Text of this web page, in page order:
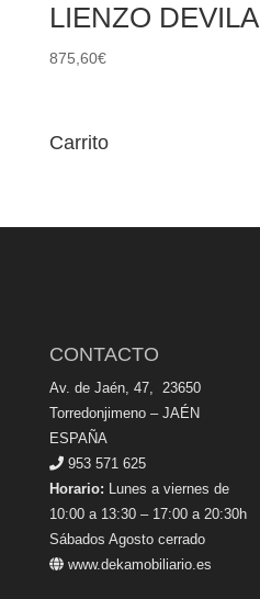
LIENZO DEVILA
875,60€
Carrito
CONTACTO
Av. de Jaén, 47, 23650
Torredonjimeno – JAÉN
ESPAÑA
953 571 625
Horario: Lunes a viernes de
10:00 a 13:30 – 17:00 a 20:30h
Sábados Agosto cerrado
www.dekamobiliario.es